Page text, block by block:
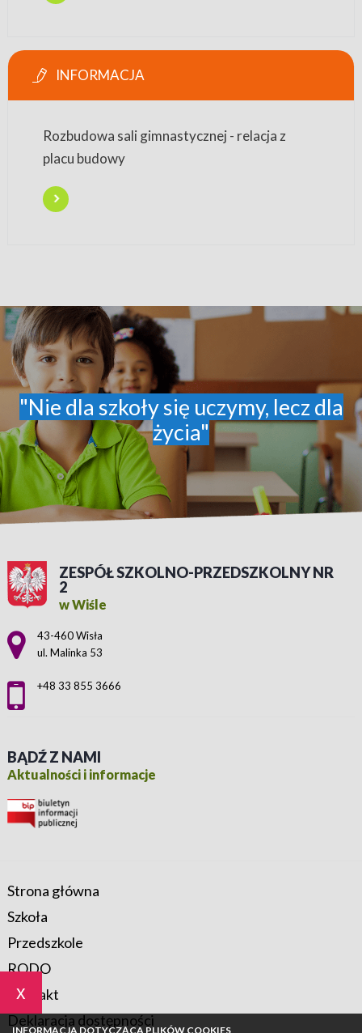
x
INFORMACJA DOTYCZĄCA PLIKÓW COOKIES
INFORMACJA
Rozbudowa sali gimnastycznej - relacja z
placu budowy
"Nie dla szkoły się uczymy, lecz dla
życia"
ZESPÓŁ SZKOLNO-PRZEDSZKOLNY NR
2
w Wiśle
Adres pocztowy:
43-460 Wisła
ul. Malinka 53
+48 33 855 3666
BĄDŹ Z NAMI
Aktualności i informacje
Strona główna
Szkoła
Przedszkole
RODO
Kontakt
Deklaracja dostępności